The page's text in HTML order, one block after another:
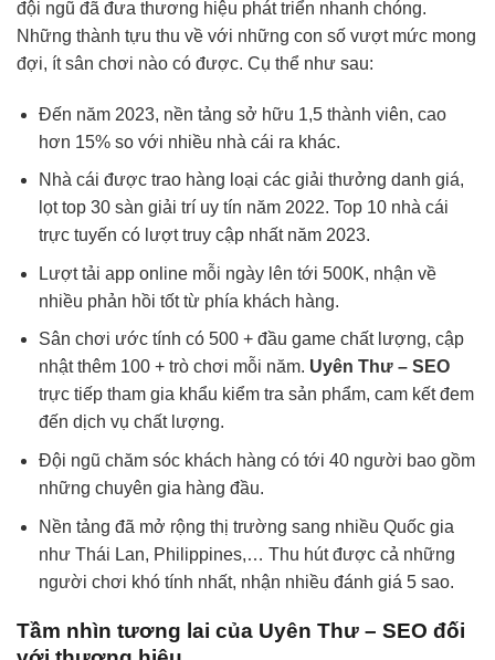
đội ngũ đã đưa thương hiệu phát triển nhanh chóng.
Những thành tựu thu về với những con số vượt mức mong
đợi, ít sân chơi nào có được. Cụ thể như sau:
Đến năm 2023, nền tảng sở hữu 1,5 thành viên, cao
hơn 15% so với nhiều nhà cái ra khác.
Nhà cái được trao hàng loại các giải thưởng danh giá,
lọt top 30 sàn giải trí uy tín năm 2022. Top 10 nhà cái
trực tuyến có lượt truy cập nhất năm 2023.
Lượt tải app online mỗi ngày lên tới 500K, nhận về
nhiều phản hồi tốt từ phía khách hàng.
Sân chơi ước tính có 500 + đầu game chất lượng, cập
nhật thêm 100 + trò chơi mỗi năm. Uyên Thư – SEO
trực tiếp tham gia khẩu kiểm tra sản phẩm, cam kết đem
đến dịch vụ chất lượng.
Đội ngũ chăm sóc khách hàng có tới 40 người bao gồm
những chuyên gia hàng đầu.
Nền tảng đã mở rộng thị trường sang nhiều Quốc gia
như Thái Lan, Philippines,… Thu hút được cả những
người chơi khó tính nhất, nhận nhiều đánh giá 5 sao.
Tầm nhìn tương lai của Uyên Thư – SEO đối